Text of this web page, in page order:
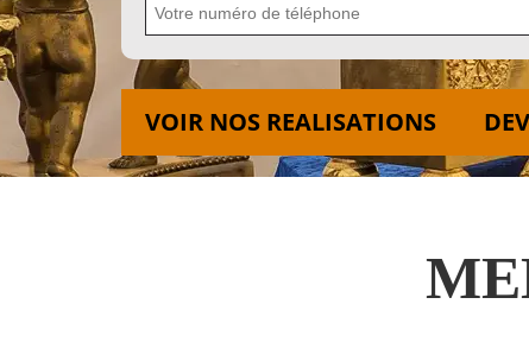
VOIR NOS REALISATIONS